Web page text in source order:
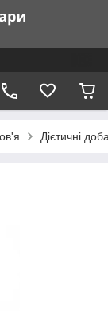
Дієтичні